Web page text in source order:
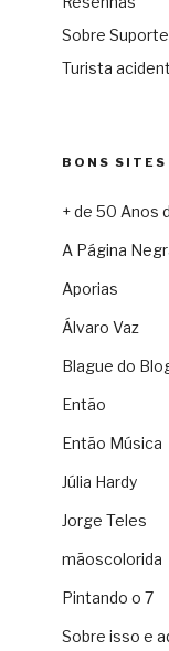
Sobre
Turista
BONS SITES
+ de 50 Anos
A Página
Aporias
Álvaro Vaz
Blague do
Então
Então Música
Júlia Hardy
Jorge Teles
mãoscolorida
Pintando o 7
Sobre isso e